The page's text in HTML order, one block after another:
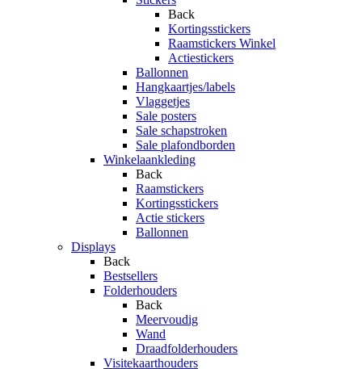
Back
Kortingsstickers
Raamstickers Winkel
Actiestickers
Ballonnen
Hangkaartjes/labels
Vlaggetjes
Sale posters
Sale schapstroken
Sale plafondborden
Winkelaankleding
Back
Raamstickers
Kortingsstickers
Actie stickers
Ballonnen
Displays
Back
Bestsellers
Folderhouders
Back
Meervoudig
Wand
Draadfolderhouders
Visitekaarthouders